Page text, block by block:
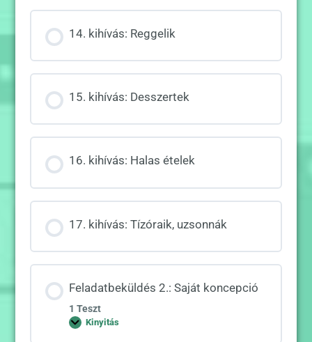
14. kihívás: Reggelik
15. kihívás: Desszertek
16. kihívás: Halas ételek
17. kihívás: Tízóraik, uzsonnák
Feladatbeküldés 2.: Saját koncepció
1 Teszt
Kinyitás